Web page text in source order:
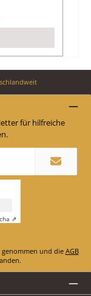
für hilfreiche
⇗
und die AGB